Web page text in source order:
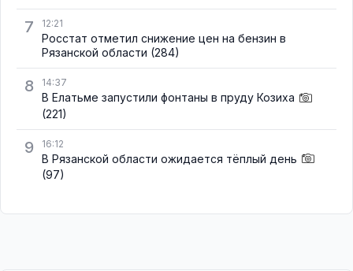
7 12:21
Росстат отметил снижение цен на бензин в
Рязанской области (284)
8 14:37
В Елатьме запустили фонтаны в пруду Козиха
(221)
9 16:12
В Рязанской области ожидается тёплый день
(97)